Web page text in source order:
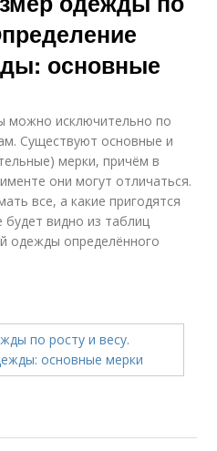
основные
можно исключительно по
Существуют основные и
мерки, причём в
они могут отличаться.
все, а какие пригодятся
будет видно из таблиц
одежды определённого